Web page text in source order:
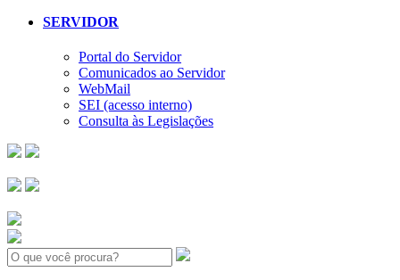
SERVIDOR
Portal do Servidor
Comunicados ao Servidor
WebMail
SEI (acesso interno)
Consulta às Legislações
Search: